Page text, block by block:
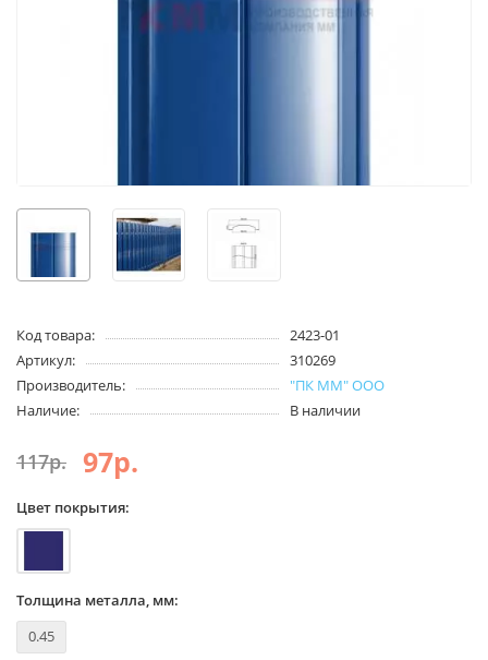
Код товара:
2423-01
Артикул:
310269
Производитель:
"ПК ММ" ООО
Наличие:
В наличии
117р. 97р.
Цвет покрытия:
Толщина металла, мм:
0.45